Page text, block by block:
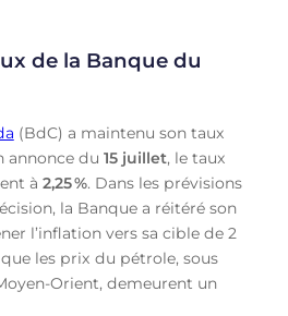
de la Banque du
(BdC) a maintenu son taux
annonce du 15 juillet, le taux
à 2,25%. Dans les prévisions
la Banque a réitéré son
l’inflation vers sa cible de 2
les prix du pétrole, sous
Orient, demeurent un